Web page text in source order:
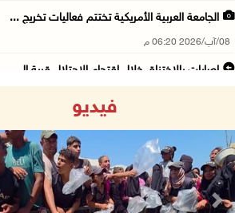
الجامعة العربية الأمريكية تختتم فعاليات تخريج ...
08/آب/2026 06:20 م
إصابات بالاختناق خلال اقتحام الاحتلال قرية ال ...
08/آب/2026 04:50 م
أطفال مبتورو الأطراف يتحدّون الألم بكرة القدم ...
08/آب/2026 04:42 م
فيديو
Next